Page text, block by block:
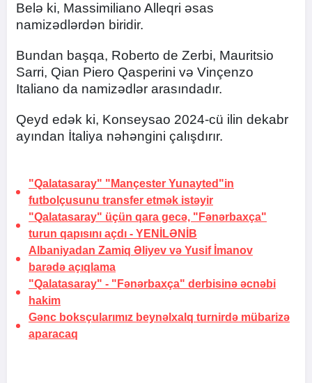
Belə ki, Massimiliano Alleqri əsas
namizədlərdən biridir.
Bundan başqa, Roberto de Zerbi, Mauritsio
Sarri, Qian Piero Qasperini və Vinçenzo
Italiano da namizədlər arasındadır.
Qeyd edək ki, Konseysao 2024-cü ilin dekabr
ayından İtaliya nəhəngini çalışdırır.
"Qalatasaray" "Mançester Yunayted"in
futbolçusunu transfer etmək istəyir
"Qalatasaray" üçün qara gecə, "Fənərbaxça"
turun qapısını açdı - YENİLƏNİB
Albaniyadan Zamiq Əliyev və Yusif İmanov
barədə açıqlama
"Qalatasaray" - "Fənərbaxça" derbisinə əcnəbi
hakim
Gənc boksçularımız beynəlxalq turnirdə mübarizə
aparacaq